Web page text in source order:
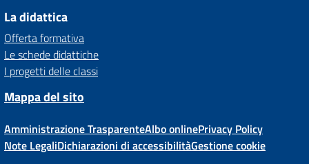
La didattica
Offerta formativa
Le schede didattiche
I progetti delle classi
Mappa del sito
Amministrazione TrasparenteAlbo onlinePrivacy Policy
Note LegaliDichiarazioni di accessibilitàGestione cookie